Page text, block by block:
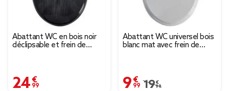
Abattant WC en bois noir
déclipsable et frein de
24,99 €
Abattant WC universel bois
blanc mat avec frein de
9,99 €
Prix remisé de 19,99 €
19,99 €